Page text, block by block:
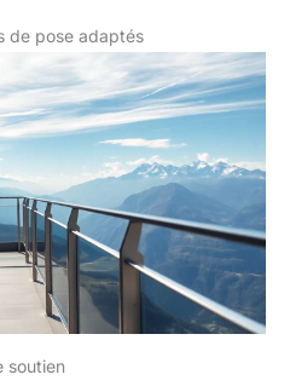
de pose adaptés
soutien